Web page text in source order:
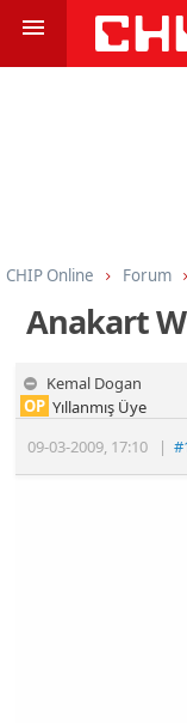
CHIP Online Forum
Anakart
Kemal Dogan
09-03-2009, 17:10 |
OP Yıllanmış Üye